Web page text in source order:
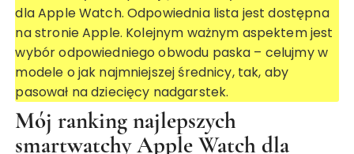
dla Apple Watch. Odpowiednia lista jest dostępna
na stronie Apple. Kolejnym ważnym aspektem jest
wybór odpowiedniego obwodu paska – celujmy w
modele o jak najmniejszej średnicy, tak, aby
pasował na dziecięcy nadgarstek.
Mój ranking najlepszych
smartwatchy Apple Watch dla